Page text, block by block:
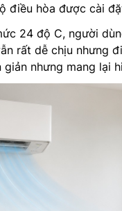
điều hòa được cài
24 độ C, người
rất dễ chịu nhưng
nhưng mang lại